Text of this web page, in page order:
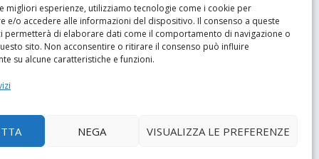
migliori esperienze, utilizziamo tecnologie come i cookie per
e/o accedere alle informazioni del dispositivo. Il consenso a queste
permetterà di elaborare dati come il comportamento di navigazione o
sito. Non acconsentire o ritirare il consenso può influire
su alcune caratteristiche e funzioni.
NEGA VISUALIZZA LE PREFERENZE